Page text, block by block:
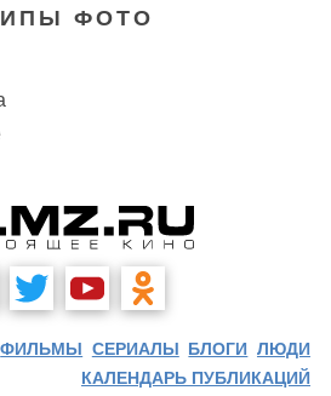
ФОТО
ФИЛЬМЫ СЕРИАЛЫ БЛОГИ ЛЮДИ
КАЛЕНДАРЬ ПУБЛИКАЦИЙ